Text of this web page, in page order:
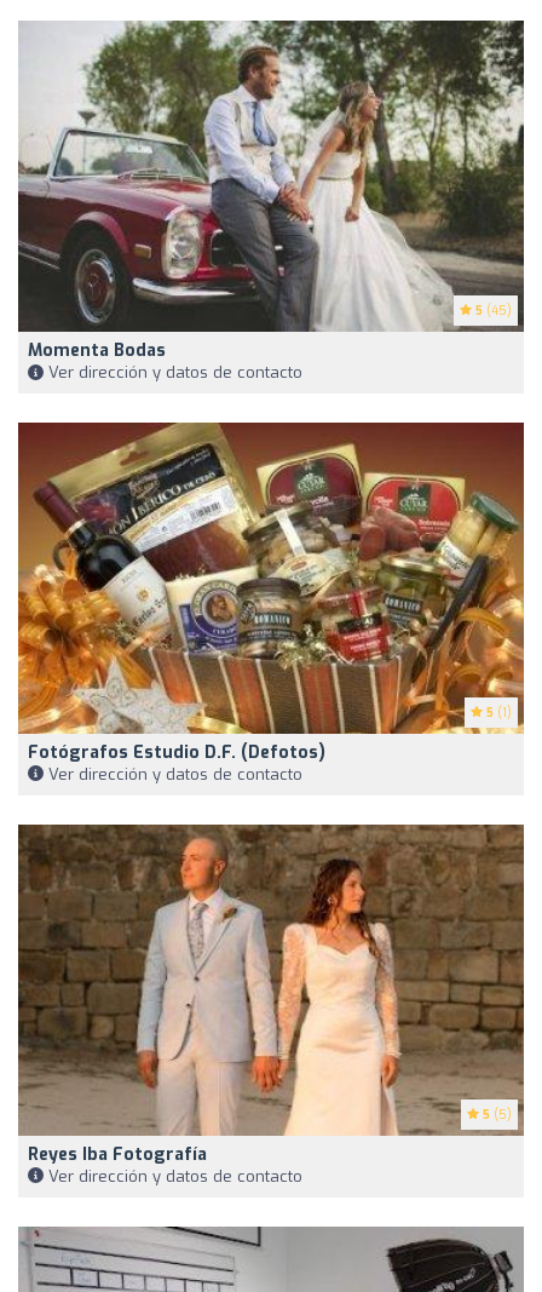
5 (45)
Momenta Bodas
Ver dirección y datos de contacto
5 (1)
Fotógrafos Estudio D.F. (defotos)
Ver dirección y datos de contacto
5 (5)
Reyes Iba Fotografía
Ver dirección y datos de contacto